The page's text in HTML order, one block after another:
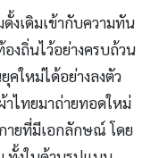
งเดิมเข้ากับความทัน
งถิ่นไว้อย่างครบถ้วน
ใหม่ได้อย่างลงตัว
ไทยมาถ่ายทอดใหม่
ายที่มีเอกลักษณ์ โดย